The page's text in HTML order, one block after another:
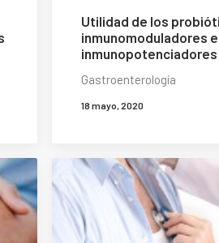
Utilidad de los
inmunomoduladores e
inmunopotenciadores
Gastroenterología
18 mayo, 2020